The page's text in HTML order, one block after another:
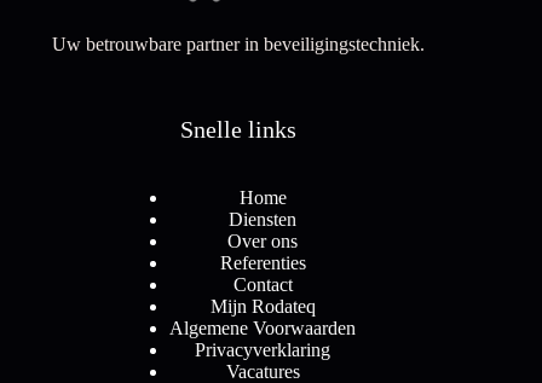
Uw betrouwbare partner in beveiligingstechniek.
Snelle links
Home
Diensten
Over ons
Referenties
Contact
Mijn Rodateq
Algemene Voorwaarden
Privacyverklaring
Vacatures